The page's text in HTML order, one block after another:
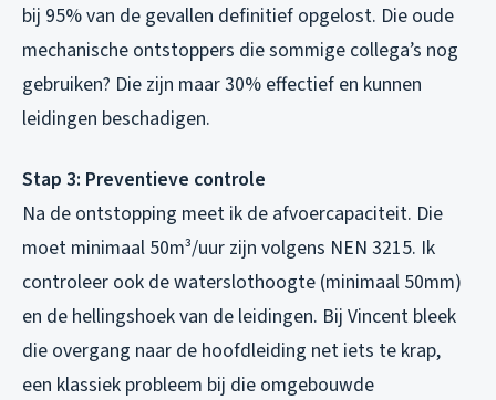
bij 95% van de gevallen definitief opgelost. Die oude
mechanische ontstoppers die sommige collega’s nog
gebruiken? Die zijn maar 30% effectief en kunnen
leidingen beschadigen.
Stap 3: Preventieve controle
Na de ontstopping meet ik de afvoercapaciteit. Die
moet minimaal 50m³/uur zijn volgens NEN 3215. Ik
controleer ook de waterslothoogte (minimaal 50mm)
en de hellingshoek van de leidingen. Bij Vincent bleek
die overgang naar de hoofdleiding net iets te krap,
een klassiek probleem bij die omgebouwde